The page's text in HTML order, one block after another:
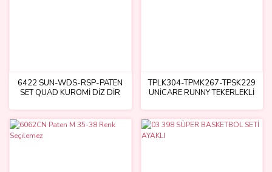
6422 SUN-WDS-RSP-PATEN
SET QUAD KUROMİ DİZ DİR
TPLK304-TPMK267-TPSK229
UNİCARE RUNNY TEKERLEKLİ